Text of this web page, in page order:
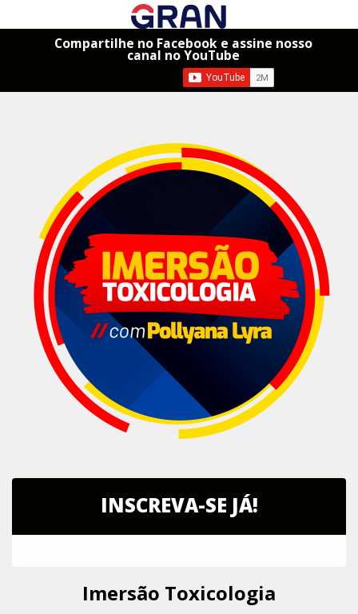
Compartilhe no Facebook e assine nosso
canal no YouTube
INSCREVA-SE JÁ!
Imersão Toxicologia